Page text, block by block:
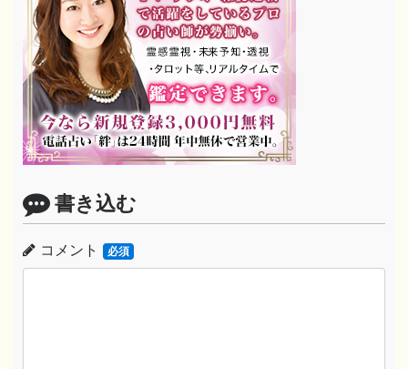
書き込む
コメント 必須